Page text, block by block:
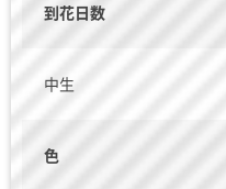
到花日数
中生
色